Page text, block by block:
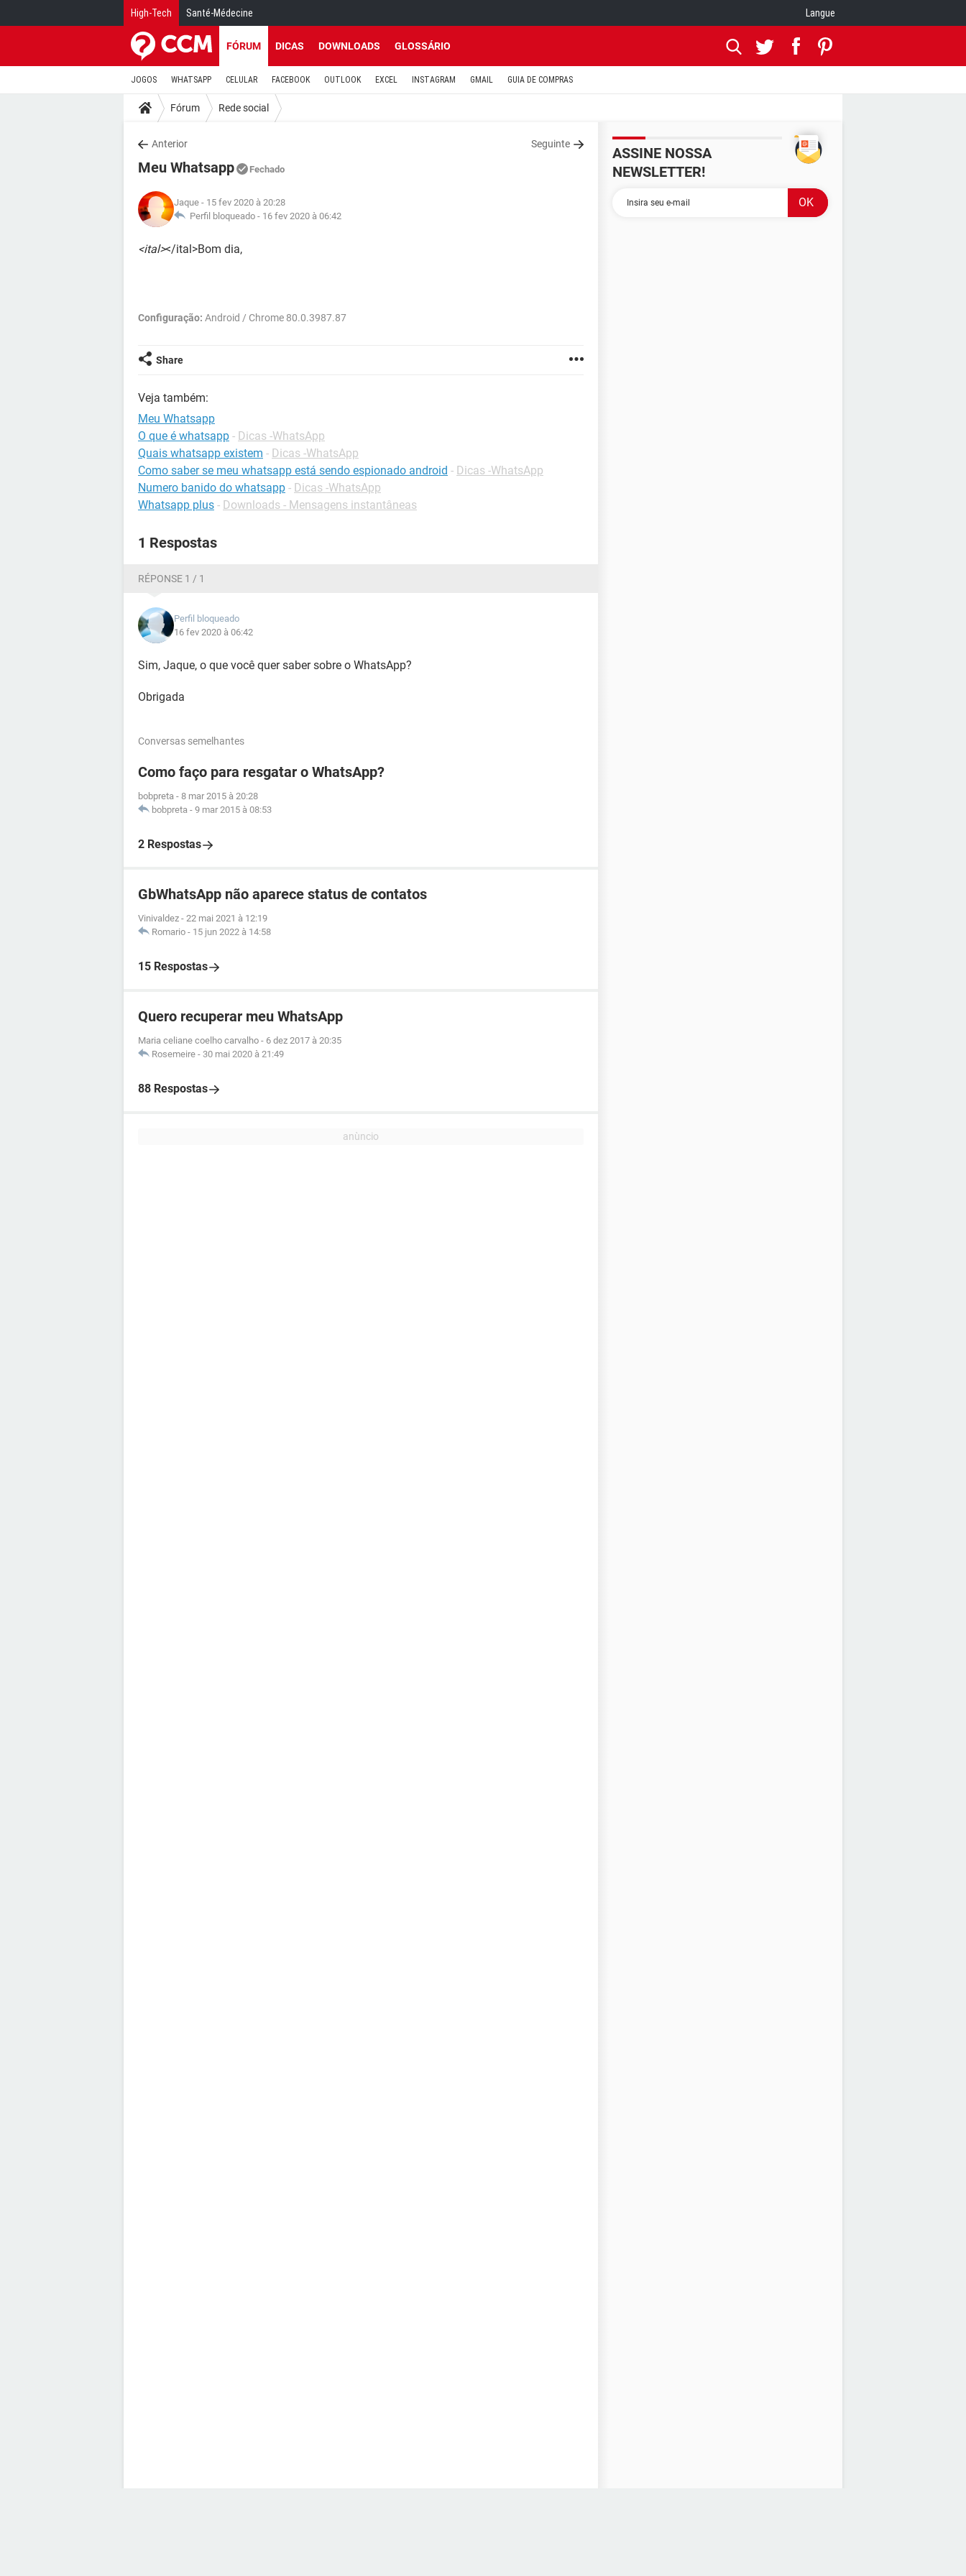
High-Tech Santé-Médecine Langue
FÓRUM DICAS DOWNLOADS GLOSSÁRIO
JOGOS WHATSAPP CELULAR FACEBOOK OUTLOOK EXCEL INSTAGRAM GMAIL GUIA DE COMPRAS
Fórum Rede social
Anterior Seguinte
Meu Whatsapp Fechado
Jaque - 15 fev 2020 à 20:28
Perfil bloqueado - 16 fev 2020 à 06:42
<ital></ital>Bom dia,
Configuração: Android / Chrome 80.0.3987.87
Share
Veja também:
Meu Whatsapp
O que é whatsapp - Dicas -WhatsApp
Quais whatsapp existem - Dicas -WhatsApp
Como saber se meu whatsapp está sendo espionado android - Dicas -WhatsApp
Numero banido do whatsapp - Dicas -WhatsApp
Whatsapp plus - Downloads - Mensagens instantâneas
1 Respostas
RÉPONSE 1 / 1
Perfil bloqueado
16 fev 2020 à 06:42
Sim, Jaque, o que você quer saber sobre o WhatsApp?
Obrigada
Conversas semelhantes
Como faço para resgatar o WhatsApp?
bobpreta - 8 mar 2015 à 20:28
bobpreta - 9 mar 2015 à 08:53
2 Respostas
GbWhatsApp não aparece status de contatos
Vinivaldez - 22 mai 2021 à 12:19
Romario - 15 jun 2022 à 14:58
15 Respostas
Quero recuperar meu WhatsApp
Maria celiane coelho carvalho - 6 dez 2017 à 20:35
Rosemeire - 30 mai 2020 à 21:49
88 Respostas
ASSINE NOSSA
NEWSLETTER!